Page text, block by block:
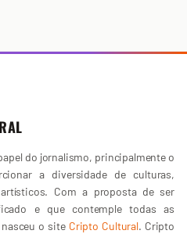
do jornalismo, principalmente o
a diversidade de culturas,
Com a proposta de ser
e que contemple todas as
o site Cripto Cultural. Cripto